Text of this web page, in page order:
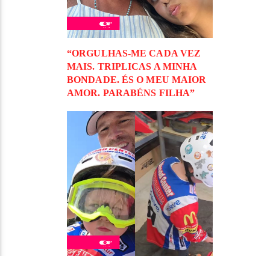
“ORGULHAS-ME CADA VEZ
MAIS. TRIPLICAS A MINHA
BONDADE. ÉS O MEU MAIOR
AMOR. PARABÉNS FILHA”